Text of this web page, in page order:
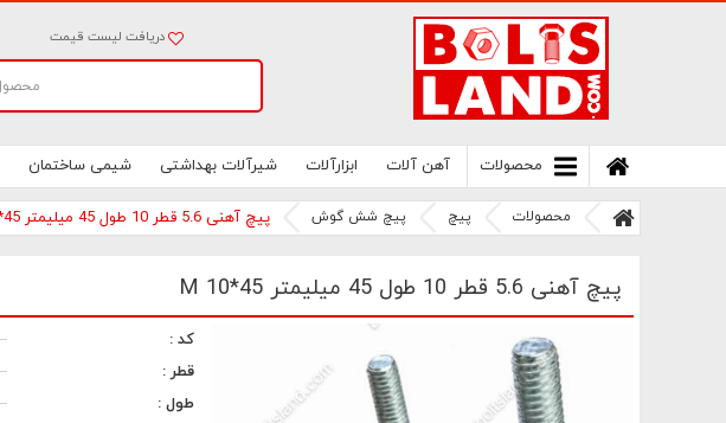
بولتز لند | سرزمین پیچ
دریافت لیست قیمت
محصولات آهن آلات ابزارآلات شیرآلات بهداشتی شیمی ساختمان
محصولات پیچ پیچ شش گوش پیچ آهنی 5.6 قطر 10 طول 45 میلیمتر M 10*45
پیچ آهنی 5.6 قطر 10 طول 45 میلیمتر M 10*45
کد :
قطر :
طول :